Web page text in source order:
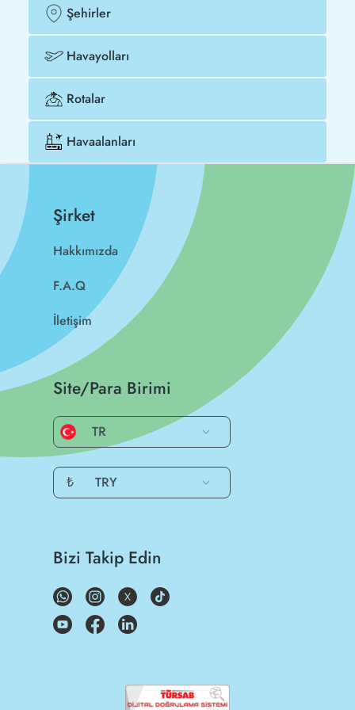
Şehirler
Havayolları
Rotalar
Havaalanları
Şirket
Hakkımızda
F.A.Q
İletişim
Site/Para Birimi
TR
₺ TRY
Bizi Takip Edin